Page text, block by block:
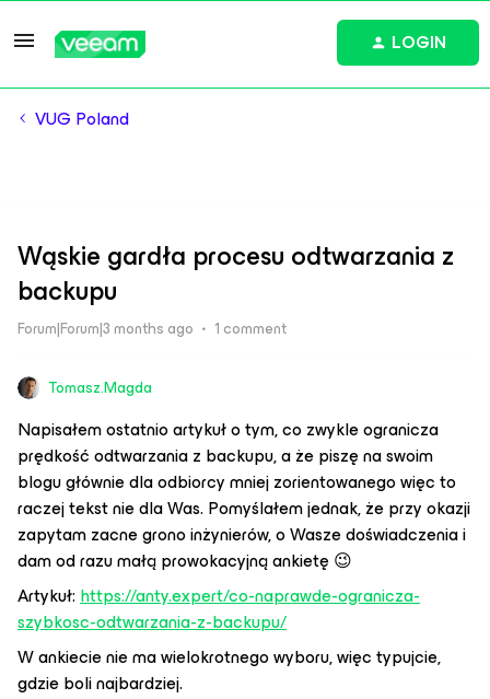
LOGIN
VUG Poland
Wąskie gardła procesu odtwarzania z
backupu
Forum|Forum|3 months ago 1 comment
Tomasz.Magda
Napisałem ostatnio artykuł o tym, co zwykle ogranicza
prędkość odtwarzania z backupu, a że piszę na swoim
blogu głównie dla odbiorcy mniej zorientowanego więc to
raczej tekst nie dla Was. Pomyślałem jednak, że przy okazji
zapytam zacne grono inżynierów, o Wasze doświadczenia i
dam od razu małą prowokacyjną ankietę 😉
Artykuł:https://anty.expert/co-naprawde-ogranicza-
szybkosc-odtwarzania-z-backupu/
W ankiecie nie ma wielokrotnego wyboru, więc typujcie,
gdzie boli najbardziej.